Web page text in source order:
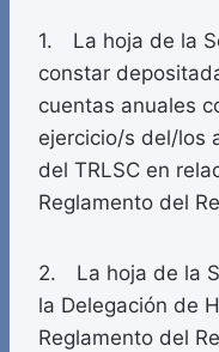
1. La hoja de la
constar
cuentas anuales
ejercicio/s del/los
del TRLSC en
Reglamento del
2. La hoja de la
la Delegación de
Reglamento del